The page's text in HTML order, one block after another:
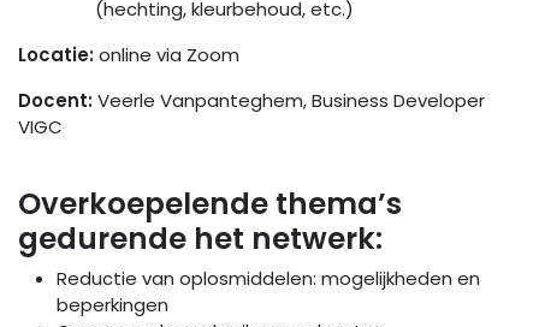
(hechting, kleurbehoud, etc.)
Locatie:online via Zoom
Docent:Veerle Vanpanteghem, Business Developer
VIGC
Overkoepelende thema’s
gedurende het netwerk:
Reductie van oplosmiddelen: mogelijkheden en
beperkingen